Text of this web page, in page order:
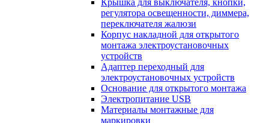
Крышка для выключателя, кнопки,
регулятора освещенности, диммера,
переключателя жалюзи
Корпус накладной для открытого
монтажа электроустановочных
устройств
Адаптер переходный для
электроустановочных устройств
Основание для открытого монтажа
Электропитание USB
Материалы монтажные для
маркировки